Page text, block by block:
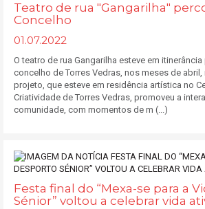
Teatro de rua "Gangarilha"
Concelho
01.07.2022
O teatro de rua Gangarilha esteve em
concelho de Torres Vedras, nos meses de abril,
projeto, que esteve em residência artística no
Criatividade de Torres Vedras, promoveu a
comunidade, com momentos de m (...)
Festa final do “Mexa-se para a
Sénior” voltou a celebrar vida